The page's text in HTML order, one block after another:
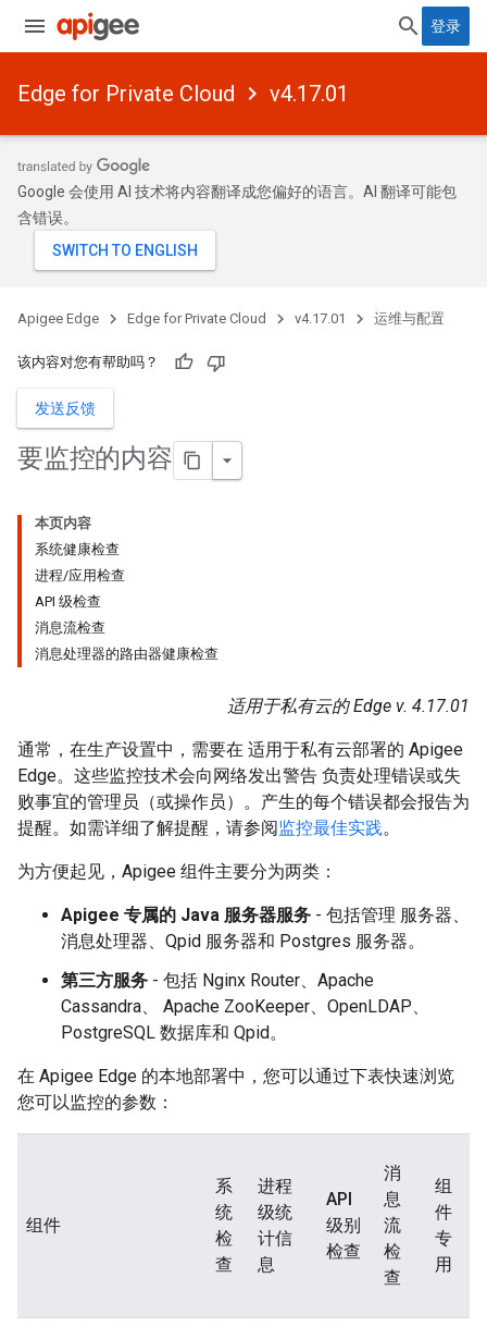
登录
Edge for Private Cloud v4.17.01
Google 会使用 AI 技术将内容翻译成您偏好的语言。AI 翻译可能包
含错误。
Apigee Edge Edge for Private Cloud v4.17.01 运维与配置
该内容对您有帮助吗？
发送反馈
要监控的内容
本页内容
系统健康检查
进程/应用检查
API 级检查
消息流检查
消息处理器的路由器健康检查
适用于私有云的 Edge v. 4.17.01
通常，在生产设置中，需要在 适用于私有云部署的 Apigee
Edge。这些监控技术会向网络发出警告 负责处理错误或失
败事宜的管理员（或操作员）。产生的每个错误都会报告为
提醒。如需详细了解提醒，请参阅监控最佳实践。
为方便起见，Apigee 组件主要分为两类：
Apigee 专属的 Java 服务器服务 - 包括管理 服务器、
消息处理器、Qpid 服务器和 Postgres 服务器。
第三方服务 - 包括 Nginx Router、Apache
Cassandra、 Apache ZooKeeper、OpenLDAP、
PostgreSQL 数据库和 Qpid。
在 Apigee Edge 的本地部署中，您可以通过下表快速浏览
您可以监控的参数：
组件
系
统
检
查
进程
级统
计信
息
API
级别
检查
消
息
流
检
查
组
件
专
用